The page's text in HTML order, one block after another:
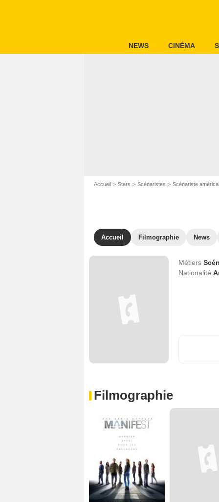
NEWS CINÉMA
Accueil Stars Scénaristes Scénariste
Accueil Filmographie News
Métiers
Nationalité
Filmographie